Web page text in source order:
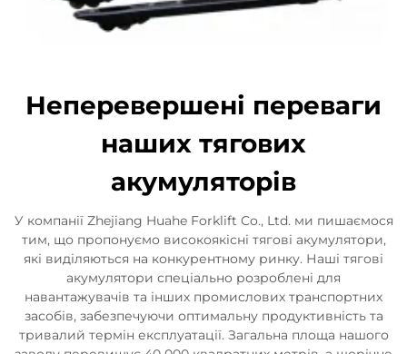
Неперевершені переваги
наших тягових
акумуляторів
У компанії Zhejiang Huahe Forklift Co., Ltd. ми пишаємося
тим, що пропонуємо високоякісні тягові акумулятори,
які виділяються на конкурентному ринку. Наші тягові
акумулятори спеціально розроблені для
навантажувачів та інших промислових транспортних
засобів, забезпечуючи оптимальну продуктивність та
тривалий термін експлуатації. Загальна площа нашого